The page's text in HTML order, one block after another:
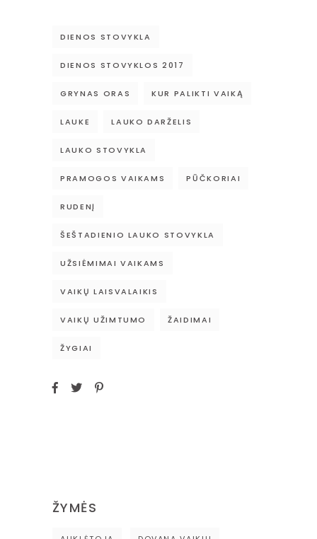
DIENOS STOVYKLA
DIENOS STOVYKLOS 2017
GRYNAS ORAS KUR PALIKTI VAIKĄ
LAUKE LAUKO DARŽELIS
LAUKO STOVYKLA
PRAMOGOS VAIKAMS PŪČKORIAI
RUDENĮ
ŠEŠTADIENIO LAUKO STOVYKLA
UŽSIĖMIMAI VAIKAMS
VAIKŲ LAISVALAIKIS
VAIKŲ UŽIMTUMO ŽAIDIMAI
ŽYGIAI
ŽYMĖS